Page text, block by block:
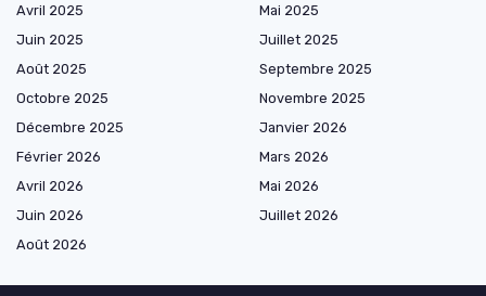
Avril 2025
Mai 2025
Juin 2025
Juillet 2025
Août 2025
Septembre 2025
Octobre 2025
Novembre 2025
Décembre 2025
Janvier 2026
Février 2026
Mars 2026
Avril 2026
Mai 2026
Juin 2026
Juillet 2026
Août 2026